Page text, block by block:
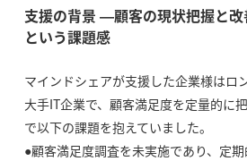
支援の背景 ―顧客の現状把握と
という課題感
マインドシェアが支援した企業様はロ
大手IT企業で、顧客満足度を定量的に
で以下の課題を抱えていました。
●顧客満足度調査を未実施であり、定